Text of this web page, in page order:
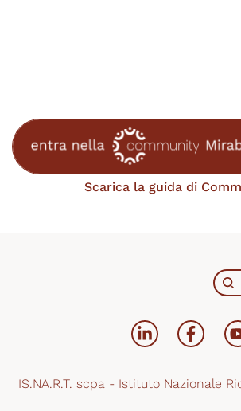
Scarica la guida di
IS.NA.R.T. scpa - Istituto Nazionale